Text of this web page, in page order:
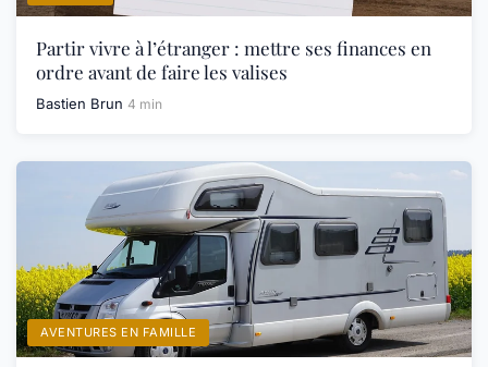
Partir vivre à l’étranger : mettre ses finances en
ordre avant de faire les valises
Bastien Brun 4 min
AVENTURES EN FAMILLE